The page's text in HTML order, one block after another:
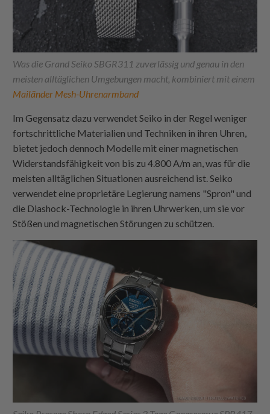
Was die Grand Seiko SBGR311 zuverlässig und genau in den
meisten alltäglichen Umgebungen macht, kombiniert mit einem
Mailänder Mesh-Uhrenarmband
Im Gegensatz dazu verwendet Seiko in der Regel weniger
fortschrittliche Materialien und Techniken in ihren Uhren,
bietet jedoch dennoch Modelle mit einer magnetischen
Widerstandsfähigkeit von bis zu 4.800 A/m an, was für die
meisten alltäglichen Situationen ausreichend ist. Seiko
verwendet eine proprietäre Legierung namens "Spron" und
die Diashock-Technologie in ihren Uhrwerken, um sie vor
Stößen und magnetischen Störungen zu schützen.